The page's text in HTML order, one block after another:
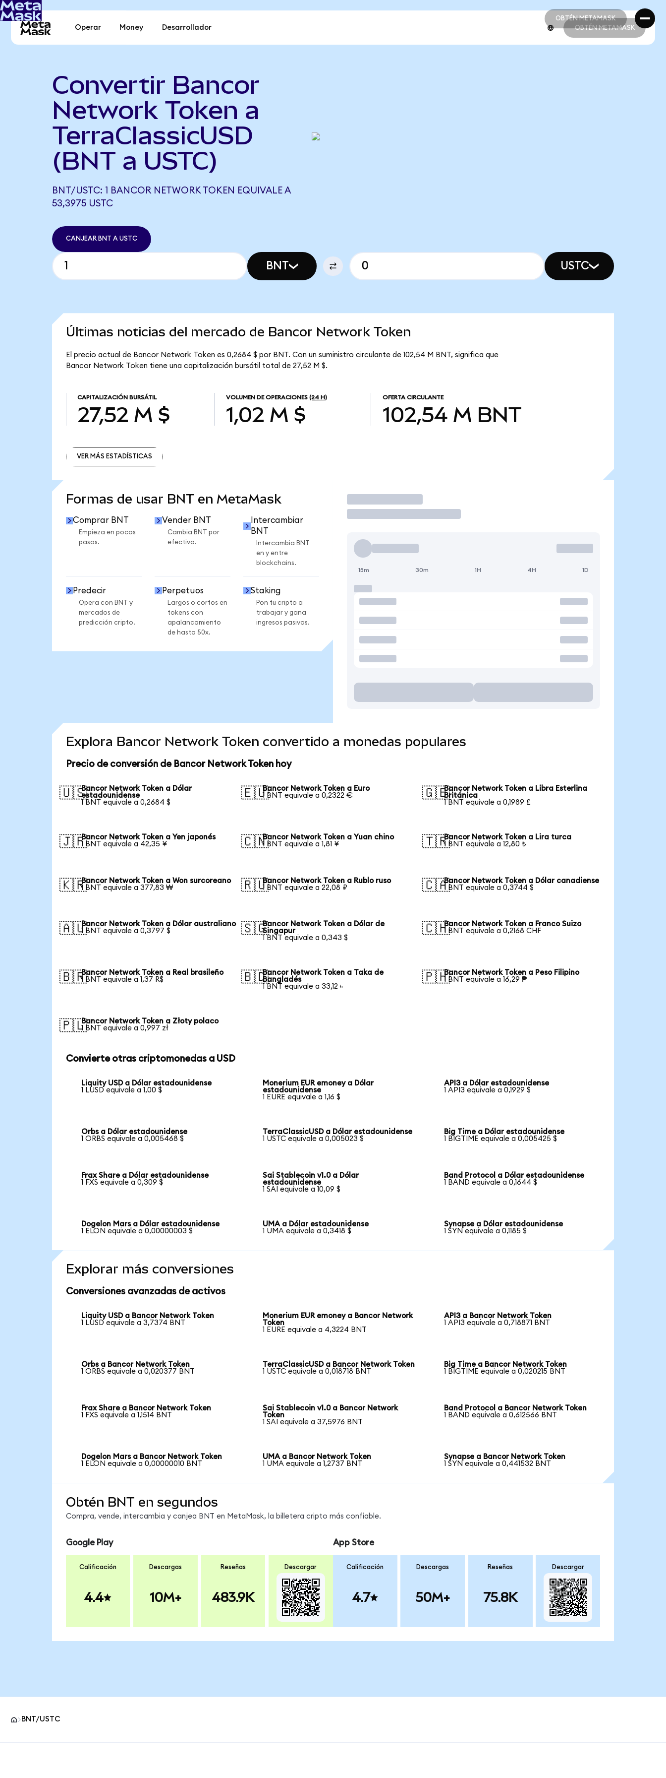
OBTÉN METAMASK
OBTÉN METAMASK
Operar Money Desarrollador OBTÉN METAMASK
Convertir Bancor
Network Token a
TerraClassicUSD
(BNT a USTC)
BNT/USTC: 1 BANCOR NETWORK TOKEN EQUIVALE A
53,3975 USTC
CANJEAR BNT A USTC
BNT USTC
Últimas noticias del mercado de Bancor Network Token
El precio actual de Bancor Network Token es 0,2684 $ por BNT. Con un suministro circulante de 102,54 M BNT, significa que
Bancor Network Token tiene una capitalización bursátil total de 27,52 M $.
CAPITALIZACIÓN BURSÁTIL
27,52 M $
VOLUMEN DE OPERACIONES (24 H)
1,02 M $
OFERTA CIRCULANTE
102,54 M BNT
VER MÁS ESTADÍSTICAS
Formas de usar BNT en MetaMask
Comprar BNT
Empieza en pocos
pasos.
Vender BNT
Cambia BNT por
efectivo.
Intercambiar
BNT
Intercambia BNT
en y entre
blockchains.
Predecir
Opera con BNT y
mercados de
predicción cripto.
Perpetuos
Largos o cortos en
tokens con
apalancamiento
de hasta 50x.
Staking
Pon tu cripto a
trabajar y gana
ingresos pasivos.
Operar
15m 30m 1H 4H 1D
Explora Bancor Network Token convertido a monedas populares
Precio de conversión de Bancor Network Token hoy
🇺🇸Bancor Network Token a Dólar
estadounidense
1 BNT equivale a 0,2684 $
🇪🇺Bancor Network Token a Euro
1 BNT equivale a 0,2322 €
🇬🇧Bancor Network Token a Libra Esterlina
Británica
1 BNT equivale a 0,1989 £
🇯🇵Bancor Network Token a Yen japonés
1 BNT equivale a 42,35 ¥
🇨🇳Bancor Network Token a Yuan chino
1 BNT equivale a 1,81 ¥
🇹🇷Bancor Network Token a Lira turca
1 BNT equivale a 12,80 ₺
🇰🇷Bancor Network Token a Won surcoreano
1 BNT equivale a 377,83 ₩
🇷🇺Bancor Network Token a Rublo ruso
1 BNT equivale a 22,08 ₽
🇨🇦Bancor Network Token a Dólar canadiense
1 BNT equivale a 0,3744 $
🇦🇺Bancor Network Token a Dólar australiano
1 BNT equivale a 0,3797 $
🇸🇬Bancor Network Token a Dólar de
Singapur
1 BNT equivale a 0,343 $
🇨🇭Bancor Network Token a Franco Suizo
1 BNT equivale a 0,2168 CHF
🇧🇷Bancor Network Token a Real brasileño
1 BNT equivale a 1,37 R$
🇧🇩Bancor Network Token a Taka de
Bangladés
1 BNT equivale a 33,12 ৳
🇵🇭Bancor Network Token a Peso Filipino
1 BNT equivale a 16,29 ₱
🇵🇱Bancor Network Token a Złoty polaco
1 BNT equivale a 0,997 zł
Convierte otras criptomonedas a USD
Liquity USD a Dólar estadounidense
1 LUSD equivale a 1,00 $
Monerium EUR emoney a Dólar
estadounidense
1 EURE equivale a 1,16 $
API3 a Dólar estadounidense
1 API3 equivale a 0,1929 $
Orbs a Dólar estadounidense
1 ORBS equivale a 0,005468 $
TerraClassicUSD a Dólar estadounidense
1 USTC equivale a 0,005023 $
Big Time a Dólar estadounidense
1 BIGTIME equivale a 0,005425 $
Frax Share a Dólar estadounidense
1 FXS equivale a 0,309 $
Sai Stablecoin v1.0 a Dólar
estadounidense
1 SAI equivale a 10,09 $
Band Protocol a Dólar estadounidense
1 BAND equivale a 0,1644 $
Dogelon Mars a Dólar estadounidense
1 ELON equivale a 0,00000003 $
UMA a Dólar estadounidense
1 UMA equivale a 0,3418 $
Synapse a Dólar estadounidense
1 SYN equivale a 0,1185 $
Explorar más conversiones
Conversiones avanzadas de activos
Liquity USD a Bancor Network Token
1 LUSD equivale a 3,7374 BNT
Monerium EUR emoney a Bancor Network
Token
1 EURE equivale a 4,3224 BNT
API3 a Bancor Network Token
1 API3 equivale a 0,718871 BNT
Orbs a Bancor Network Token
1 ORBS equivale a 0,020377 BNT
TerraClassicUSD a Bancor Network Token
1 USTC equivale a 0,018718 BNT
Big Time a Bancor Network Token
1 BIGTIME equivale a 0,020215 BNT
Frax Share a Bancor Network Token
1 FXS equivale a 1,1514 BNT
Sai Stablecoin v1.0 a Bancor Network
Token
1 SAI equivale a 37,5976 BNT
Band Protocol a Bancor Network Token
1 BAND equivale a 0,612566 BNT
Dogelon Mars a Bancor Network Token
1 ELON equivale a 0,00000010 BNT
UMA a Bancor Network Token
1 UMA equivale a 1,2737 BNT
Synapse a Bancor Network Token
1 SYN equivale a 0,441532 BNT
Obtén BNT en segundos
Compra, vende, intercambia y canjea BNT en MetaMask, la billetera cripto más confiable.
Google Play
Calificación
4.4
Descargas
10M+
Reseñas
483.9K
Descargar
App Store
Calificación
4.7
Descargas
50M+
Reseñas
75.8K
Descargar
BNT/USTC